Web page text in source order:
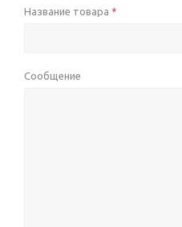
Название товара *
Сообщение